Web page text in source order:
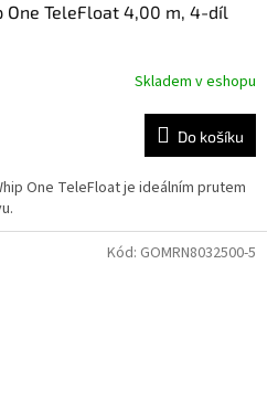
One TeleFloat 4,00 m, 4-díl
Skladem v eshopu
Do košíku
One TeleFloat je ideálním prutem
Kód: GOMRN8032500-5